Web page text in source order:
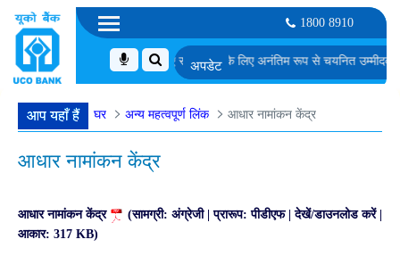
1800 8910
सॉफ्टवेयर डेवलपर के पद के लिए समूह चर्चा के लिए अनंतिम रूप से चयनित उम्मीदवारों
आप यहाँ हैं घर अन्य महत्वपूर्ण लिंक आधार नामांकन केंद्र
आधार नामांकन केंद्र
आधार नामांकन केंद्र
(सामग्री: अंग्रेजी | प्रारूप: पीडीएफ | देखें/डाउनलोड करें |
आकार: 317 KB)